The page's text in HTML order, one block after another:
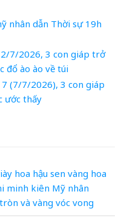
nhân dẫn Thời sự 19h
7/2026, 3 con giáp trở
đổ ào ào về túi
(7/7/2026), 3 con giáp
ước thấy
hoa hậu sen vàng hoa
minh kiên Mỹ nhân
tròn và vàng vóc vong